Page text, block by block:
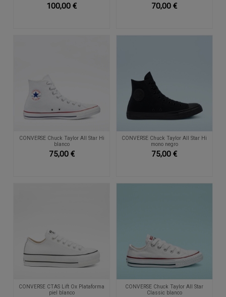
100,00 € 70,00 €
CONVERSE Chuck Taylor All Star Hi
blanco
75,00 €
CONVERSE Chuck Taylor All Star Hi
mono negro
75,00 €
CONVERSE CTAS Lift Ox Plataforma
piel blanco
CONVERSE Chuck Taylor All Star
Classic blanco